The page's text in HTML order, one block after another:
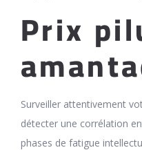
Prix
Surveiller attentivement
détecter une corrélation
phases de fatigue